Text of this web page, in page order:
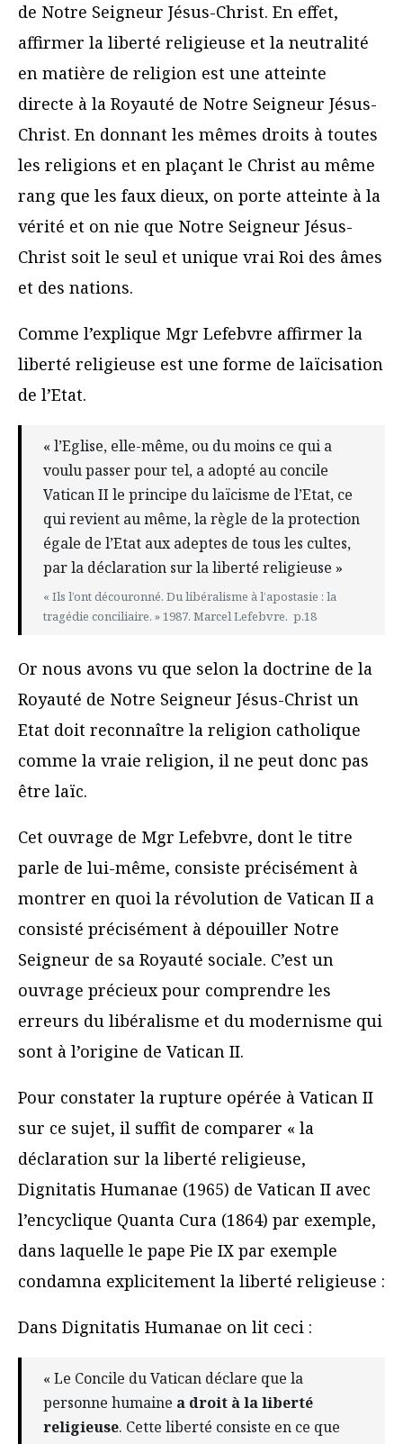
de Notre Seigneur Jésus-Christ. En effet,
affirmer la liberté religieuse et la neutralité
en matière de religion est une atteinte
directe à la Royauté de Notre Seigneur Jésus-
Christ. En donnant les mêmes droits à toutes
les religions et en plaçant le Christ au même
rang que les faux dieux, on porte atteinte à la
vérité et on nie que Notre Seigneur Jésus-
Christ soit le seul et unique vrai Roi des âmes
et des nations.
Comme l’explique Mgr Lefebvre affirmer la
liberté religieuse est une forme de laïcisation
de l’Etat.
« l’Eglise, elle-même, ou du moins ce qui a
voulu passer pour tel, a adopté au concile
Vatican II le principe du laïcisme de l’Etat, ce
qui revient au même, la règle de la protection
égale de l’Etat aux adeptes de tous les cultes,
par la déclaration sur la liberté religieuse »
« Ils l’ont découronné. Du libéralisme à l’apostasie : la
tragédie conciliaire. » 1987. Marcel Lefebvre. p.18
Or nous avons vu que selon la doctrine de la
Royauté de Notre Seigneur Jésus-Christ un
Etat doit reconnaître la religion catholique
comme la vraie religion, il ne peut donc pas
être laïc.
Cet ouvrage de Mgr Lefebvre, dont le titre
parle de lui-même, consiste précisément à
montrer en quoi la révolution de Vatican II a
consisté précisément à dépouiller Notre
Seigneur de sa Royauté sociale. C’est un
ouvrage précieux pour comprendre les
erreurs du libéralisme et du modernisme qui
sont à l’origine de Vatican II.
Pour constater la rupture opérée à Vatican II
sur ce sujet, il suffit de comparer « la
déclaration sur la liberté religieuse,
Dignitatis Humanae (1965) de Vatican II avec
l’encyclique Quanta Cura (1864) par exemple,
dans laquelle le pape Pie IX par exemple
condamna explicitement la liberté religieuse :
Dans Dignitatis Humanae on lit ceci :
« Le Concile du Vatican déclare que la
personne humaine a droit à la liberté
religieuse. Cette liberté consiste en ce que